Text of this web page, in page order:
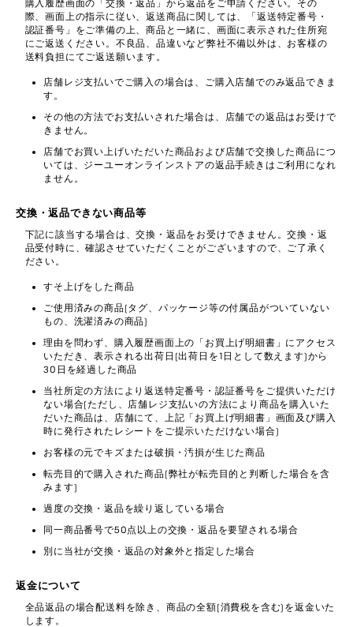
購入履歴画面の「交換・返品」から返品をご申請ください。その
際、画面上の指示に従い、返送商品に関しては、「返送特定番号・
認証番号」をご準備の上、商品と一緒に、画面に表示された住所宛
にご返送ください。不良品、品違いなど弊社不備以外は、お客様の
送料負担にてご返送願います。
店舗レジ支払いでご購入の場合は、ご購入店舗でのみ返品できま
す。
その他の方法でお支払いされた場合は、店舗での返品はお受けで
きません。
店舗でお買い上げいただいた商品および店舗で交換した商品につ
いては、ジーユーオンラインストアの返品手続きはご利用になれ
ません。
交換・返品できない商品等
下記に該当する場合は、交換・返品をお受けできません。交換・返
品受付時に、確認させていただくことがございますので、ご了承く
ださい。
すそ上げをした商品
ご使用済みの商品(タグ、パッケージ等の付属品がついていない
もの、洗濯済みの商品)
理由を問わず、購入履歴画面上の「お買上げ明細書」にアクセス
いただき、表示される出荷日(出荷日を1日として数えます)から
30日を経過した商品
当社所定の方法により返送特定番号・認証番号をご提供いただけ
ない場合(ただし、店舗レジ支払いの方法により商品を購入いた
だいた商品は、店舗にて、上記「お買上げ明細書」画面及び購入
時に発行されたレシートをご提示いただけない場合)
お客様の元でキズまたは破損・汚損が生じた商品
転売目的で購入された商品(弊社が転売目的と判断した場合を含
みます)
過度の交換・返品を繰り返している場合
同一商品番号で50点以上の交換・返品を要望される場合
別に当社が交換・返品の対象外と指定した場合
返金について
全品返品の場合配送料を除き、商品の全額(消費税を含む)を返金いた
します。